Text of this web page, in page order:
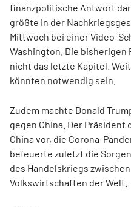
finanzpolitische Antwort
größte in der
Mittwoch bei einer Video-
Washington. Die bisherigen
nicht das letzte Kapitel.
könnten notwendig sein.
Zudem machte Donald
gegen China. Der
China vor, die Corona-
befeuerte zuletzt die
des Handelskriegs
Volkswirtschaften der Welt.